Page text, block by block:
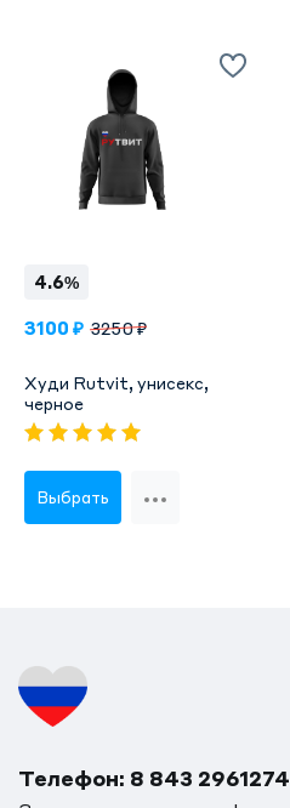
4.6%
3100 ₽ 3250 ₽
Худи Rutvit, унисекс,
черное
Выбрать
Телефон: 8 843 2961274